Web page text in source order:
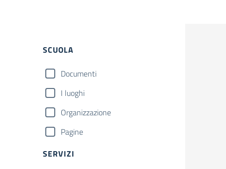
SCUOLA
Documenti
I luoghi
Organizzazione
Pagine
SERVIZI